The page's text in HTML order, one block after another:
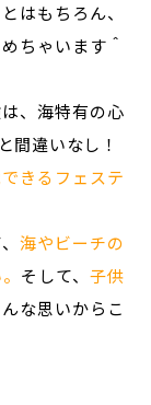
はもちろん、
ちゃいます＾
、海特有の心
間違いなし！
きるフェステ
海やビーチの
そして、子供
な思いからこ